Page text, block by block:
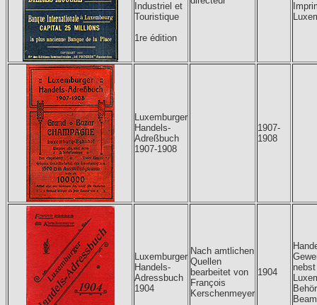
Industriel et
Touristique
1re édition
Luxemburger
Handels-
Adreßbuch
1907-1908
1907-
1908
Luxemburger
Handels-
Adressbuch
1904
Nach amtlichen
Quellen
bearbeitet von
François
Kerschenmeyer
1904